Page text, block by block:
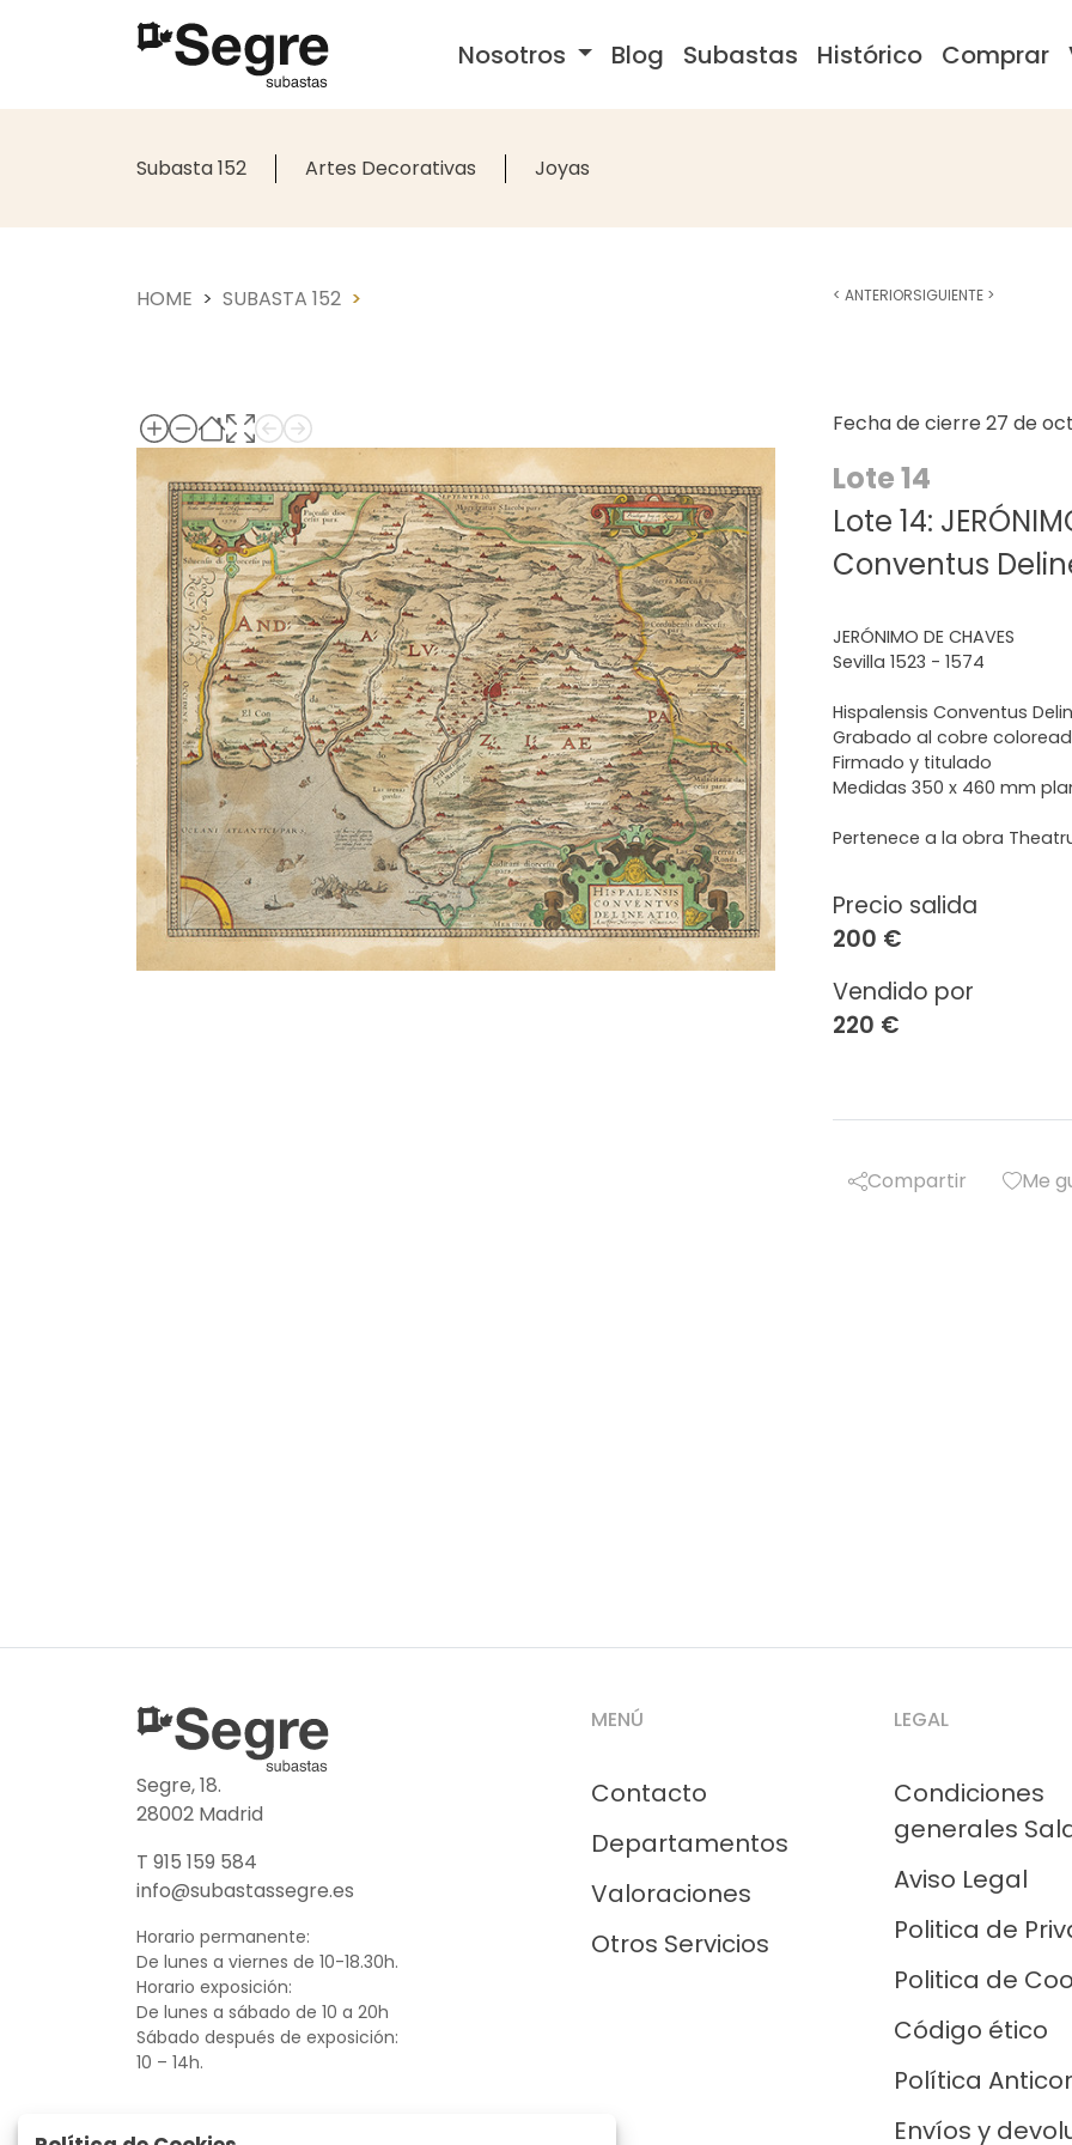
Nosotros Blog Subastas Histórico Comprar
Subasta 152 Artes Decorativas Joyas
HOME SUBASTA 152
Fecha de cierre 27 de
Lote 14
Lote 14:
Conventus
Precio salida
200 €
Vendido por
220 €
JERÓNIMO DE CHAVES
Sevilla 1523 - 1574
Hispalensis Conventus
Grabado al cobre
Firmado y titulado
Medidas 350 x 460 mm
Pertenece a la obra
Compartir Me
< ANTERIORSIGUIENTE >
Segre, 18.
28002 Madrid
T 915 159 584
info@subastassegre.es
Horario permanente:
De lunes a viernes de 10-18.30h.
Horario exposición:
De lunes a sábado de 10 a 20h
Sábado después de exposición:
10 – 14h.
MENÚ
Contacto
Departamentos
Valoraciones
Otros Servicios
LEGAL
Condiciones
generales
Aviso Legal
Politica de
Politica de
Código ético
Política
Envíos y